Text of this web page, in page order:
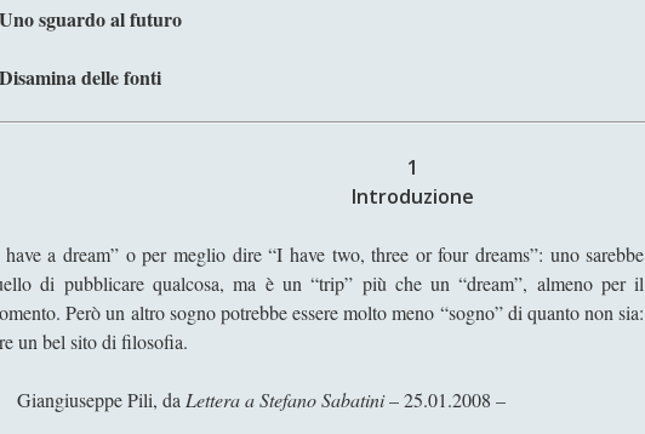
sguardo al futuro
delle fonti
1
Introduzione
a dream” o per meglio dire “I have two, three or four dreams”: uno sarebbe
di pubblicare qualcosa, ma è un “trip” più che un “dream”, almeno per il
Però un altro sogno potrebbe essere molto meno “sogno” di quanto non sia:
un bel sito di filosofia.
Giangiuseppe Pili, da Lettera a Stefano Sabatini– 25.01.2008 –